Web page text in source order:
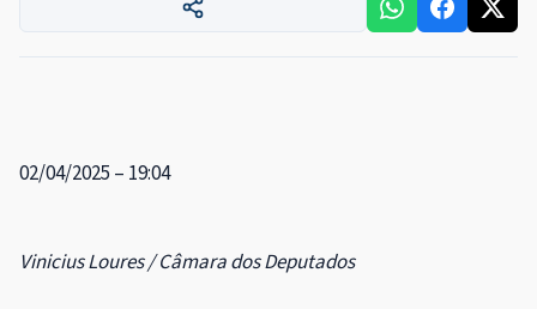
02/04/2025 – 19:04
Vinicius Loures / Câmara dos Deputados